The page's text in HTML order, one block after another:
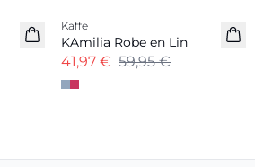
Mélange Lin
Kaffe
KAmilia Robe en Lin
41,97 € 59,95 €